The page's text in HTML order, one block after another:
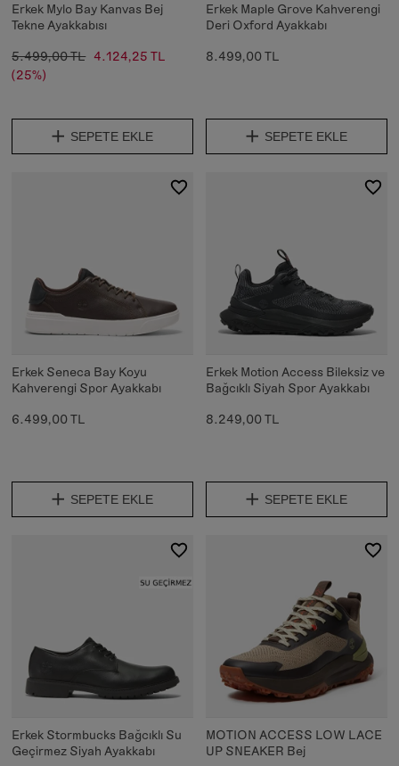
Erkek Mylo Bay Kanvas Bej
Tekne Ayakkabısı
5.499,00 TL 4.124,25 TL
(25%)
SEPETE EKLE
Erkek Maple Grove Kahverengi
Deri Oxford Ayakkabı
8.499,00 TL
SEPETE EKLE
Erkek Seneca Bay Koyu
Kahverengi Spor Ayakkabı
6.499,00 TL
SEPETE EKLE
Erkek Motion Access Bileksiz ve
Bağcıklı Siyah Spor Ayakkabı
8.249,00 TL
SEPETE EKLE
Erkek Stormbucks Bağcıklı Su
Geçirmez Siyah Ayakkabı
MOTION ACCESS LOW LACE
UP SNEAKER Bej